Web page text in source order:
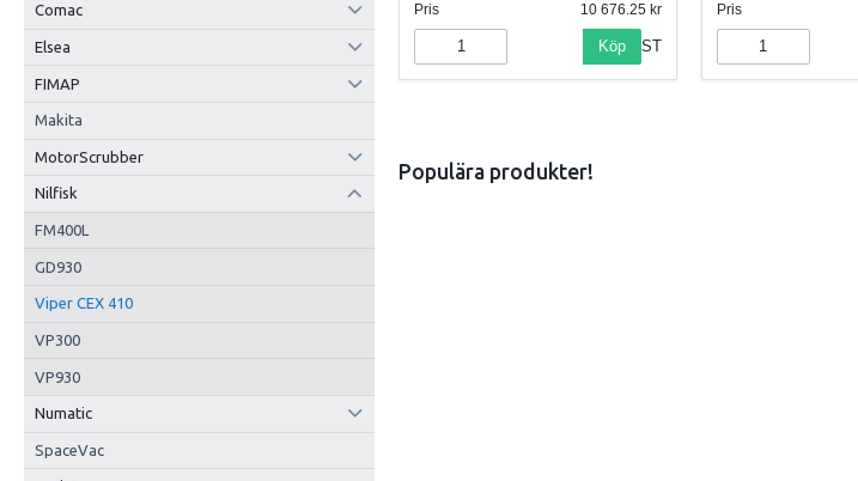
Comac
Elsea
FIMAP
Makita
MotorScrubber
Nilfisk
FM400L
GD930
Viper CEX 410
VP300
VP930
Numatic
SpaceVac
Pris
10 676.25
Köp ST
Pris
Populära produkter!